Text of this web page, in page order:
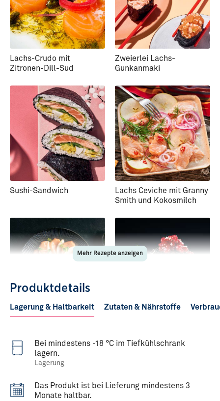
Lachs-Crudo mit
Zitronen-Dill-Sud
Zweierlei Lachs-
Gunkanmaki
Sushi-Sandwich
Lachs Ceviche mit Granny
Smith und Kokosmilch
Mehr Rezepte anzeigen
Produktdetails
Lagerung & Haltbarkeit Zutaten & Nährstoffe
Bei mindestens -18 °C im Tiefkühlschrank
lagern.
Lagerung
Das Produkt ist bei Lieferung mindestens 3
Monate haltbar.